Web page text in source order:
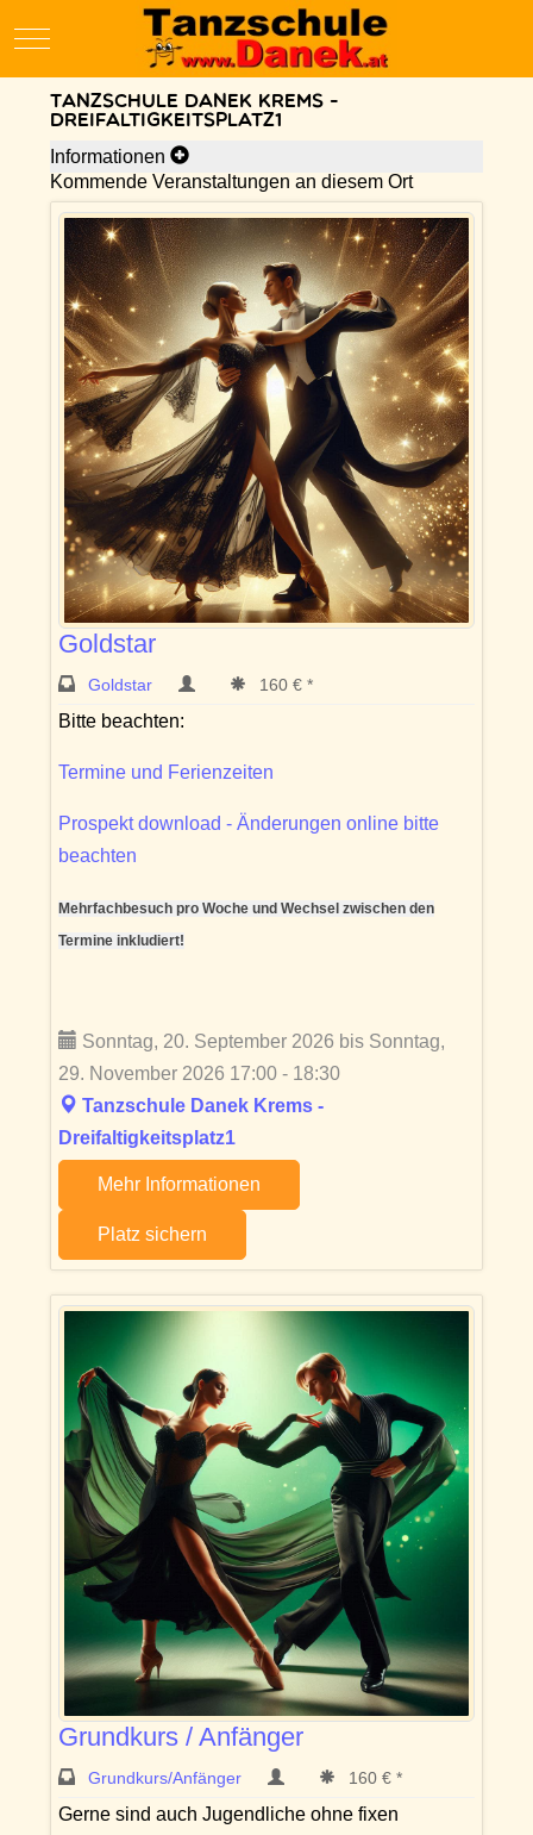
Mobile Menu Toggle
Tanzschule Danek Krems -
Dreifaltigkeitsplatz1
Informationen
Kommende Veranstaltungen an diesem Ort
Goldstar
Goldstar 160 € *
Bitte beachten:
Termine und Ferienzeiten
Prospekt download - Änderungen online bitte
beachten
Mehrfachbesuch pro Woche und Wechsel zwischen den
Termine inkludiert!
Sonntag, 20. September 2026 bis Sonntag,
29. November 2026 17:00 - 18:30
Tanzschule Danek Krems -
Dreifaltigkeitsplatz1
Mehr Informationen
Platz sichern
Grundkurs / Anfänger
Grundkurs/Anfänger 160 € *
Gerne sind auch Jugendliche ohne fixen